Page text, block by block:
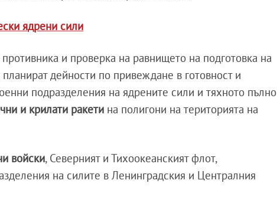
ядрени сили
и проверка на равнището на подготовка на
дейности по привеждане в готовност и
подразделения на ядрените сили и тяхното пълно
и крилати ракети на полигони на територията на
войски, Северният и Тихоокеанският флот,
на силите в Ленинградския и Централния